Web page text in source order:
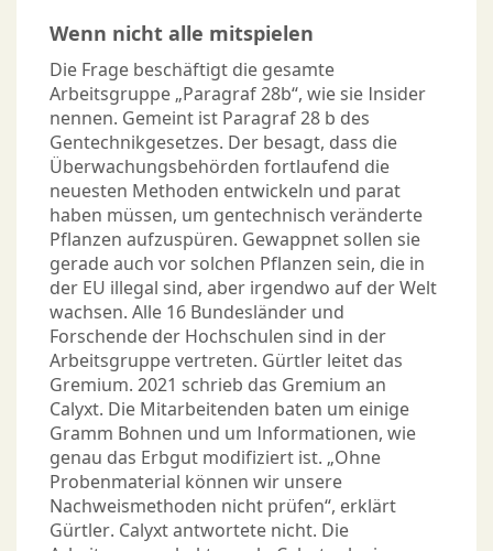
Wenn nicht alle mitspielen
Die Frage beschäftigt die gesamte
Arbeitsgruppe „Paragraf 28b“, wie sie Insider
nennen. Gemeint ist Paragraf 28 b des
Gentechnikgesetzes. Der besagt, dass die
Überwachungsbehörden fortlaufend die
neuesten Methoden entwickeln und parat
haben müssen, um gentechnisch veränderte
Pflanzen aufzuspüren. Gewappnet sollen sie
gerade auch vor solchen Pflanzen sein, die in
der EU illegal sind, aber irgendwo auf der Welt
wachsen. Alle 16 Bundesländer und
Forschende der Hochschulen sind in der
Arbeitsgruppe vertreten. Gürtler leitet das
Gremium. 2021 schrieb das Gremium an
Calyxt. Die Mitarbeitenden baten um einige
Gramm Bohnen und um Informationen, wie
genau das Erbgut modifiziert ist. „Ohne
Probenmaterial können wir unsere
Nachweismethoden nicht prüfen“, erklärt
Gürtler. Calyxt antwortete nicht. Die